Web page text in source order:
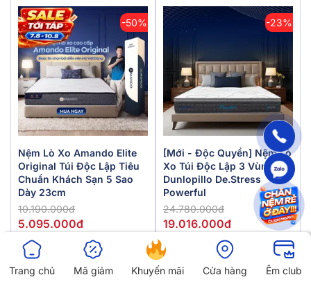
-50%
Nệm Lò Xo Amando Elite
Original Túi Độc Lập Tiêu
Chuẩn Khách Sạn 5 Sao
Dày 23cm
10.190.000đ
5.095.000đ
-23%
[Mới - Độc Quyền] Nệm Lò
Xo Túi Độc Lập 3 Vùng
Dunlopillo De.Stress
Powerful
24.780.000đ
19.016.000đ
Tất Cả Ưu Đãi
Trang chủ
Mã giảm Khuyến mãi Cửa hàng Êm club